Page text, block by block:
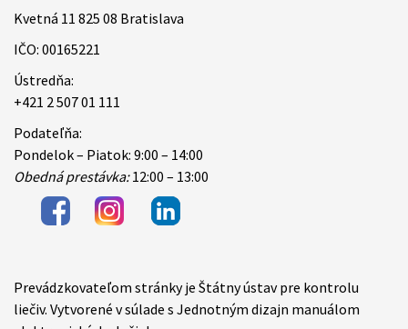
Kvetná 11 825 08 Bratislava
IČO: 00165221
Ústredňa:
+421 2 507 01 111
Podateľňa:
Pondelok – Piatok: 9:00 – 14:00
Obedná prestávka:12:00 – 13:00
Items
Prevádzkovateľom stránky je Štátny ústav pre kontrolu
liečiv. Vytvorené v súlade s Jednotným dizajn manuálom